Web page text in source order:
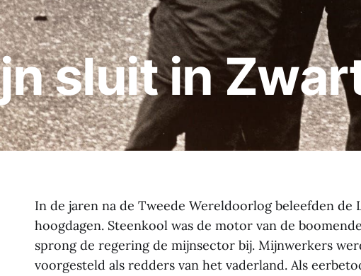
sluit in
In de jaren na de Tweede Wereldoorlog beleefden de
hoogdagen. Steenkool was de motor van de
sprong de regering de mijnsector bij. Mijnwerkers
voorgesteld als redders van het vaderland. Als